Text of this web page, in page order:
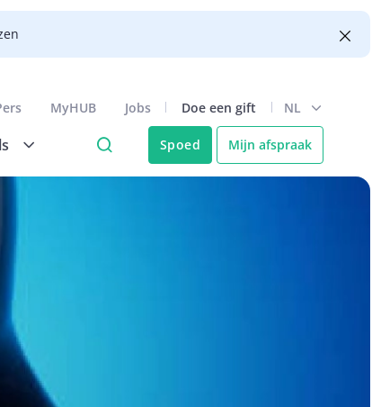
MyHUB Jobs Doe een gift NL
Spoed Mijn afspraak